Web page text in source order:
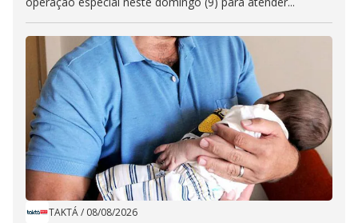
TAKTÁ/ 08/08/2026